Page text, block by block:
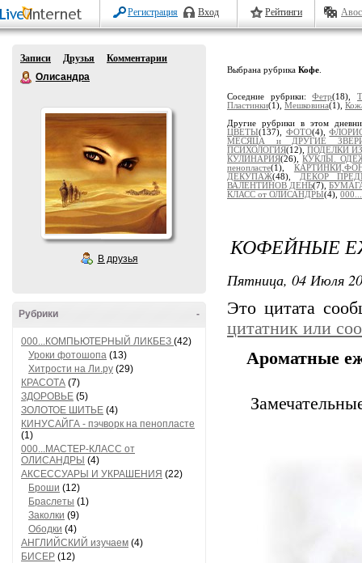
Регистрация Вход Рейтинги
Записи Друзья
Комментарии
Олисандра
В друзья
-
Рубрики
000...КОМПЬЮТЕРНЫЙ ЛИКБЕЗ (42)
Уроки фотошопа (13)
Хитрости на Ли.ру (29)
КРАСОТА (7)
ЗДОРОВЬЕ (5)
ЗОЛОТОЕ ШИТЬЕ (4)
КИНУСАЙГА - пэчворк на пенопласте
(1)
000...МАСТЕР-КЛАСС от
ОЛИСАНДРЫ (4)
АКСЕССУАРЫ И УКРАШЕНИЯ (22)
Броши (12)
Браслеты (1)
Заколки (9)
Ободки (4)
АНГЛИЙСКИЙ изучаем (4)
БИСЕР (12)
Выбрана рубрика Кофе
Соседние рубрики:Фетр(18),
Пластинки(1), Мешковина(1),
Другие рубрики в этом
ЦВЕТЫ(137), ФОТО(4),
МЕСЯЦА и ДРУГИЕ
ПСИХОЛОГИЯ(12), ПОДЕЛКИ
КУЛИНАРИЯ(26),КУКЛЫ.
пенопласте(1),
ДЕКУПАЖ(48),
ДЕКОР
ВАЛЕНТИНОВ ДЕНЬ(7),
КЛАСС от ОЛИСАНДРЫ(4),
КОФЕЙНЫЕ
Пятница, 04 Июля
Это цитата
цитатник или
Ароматные